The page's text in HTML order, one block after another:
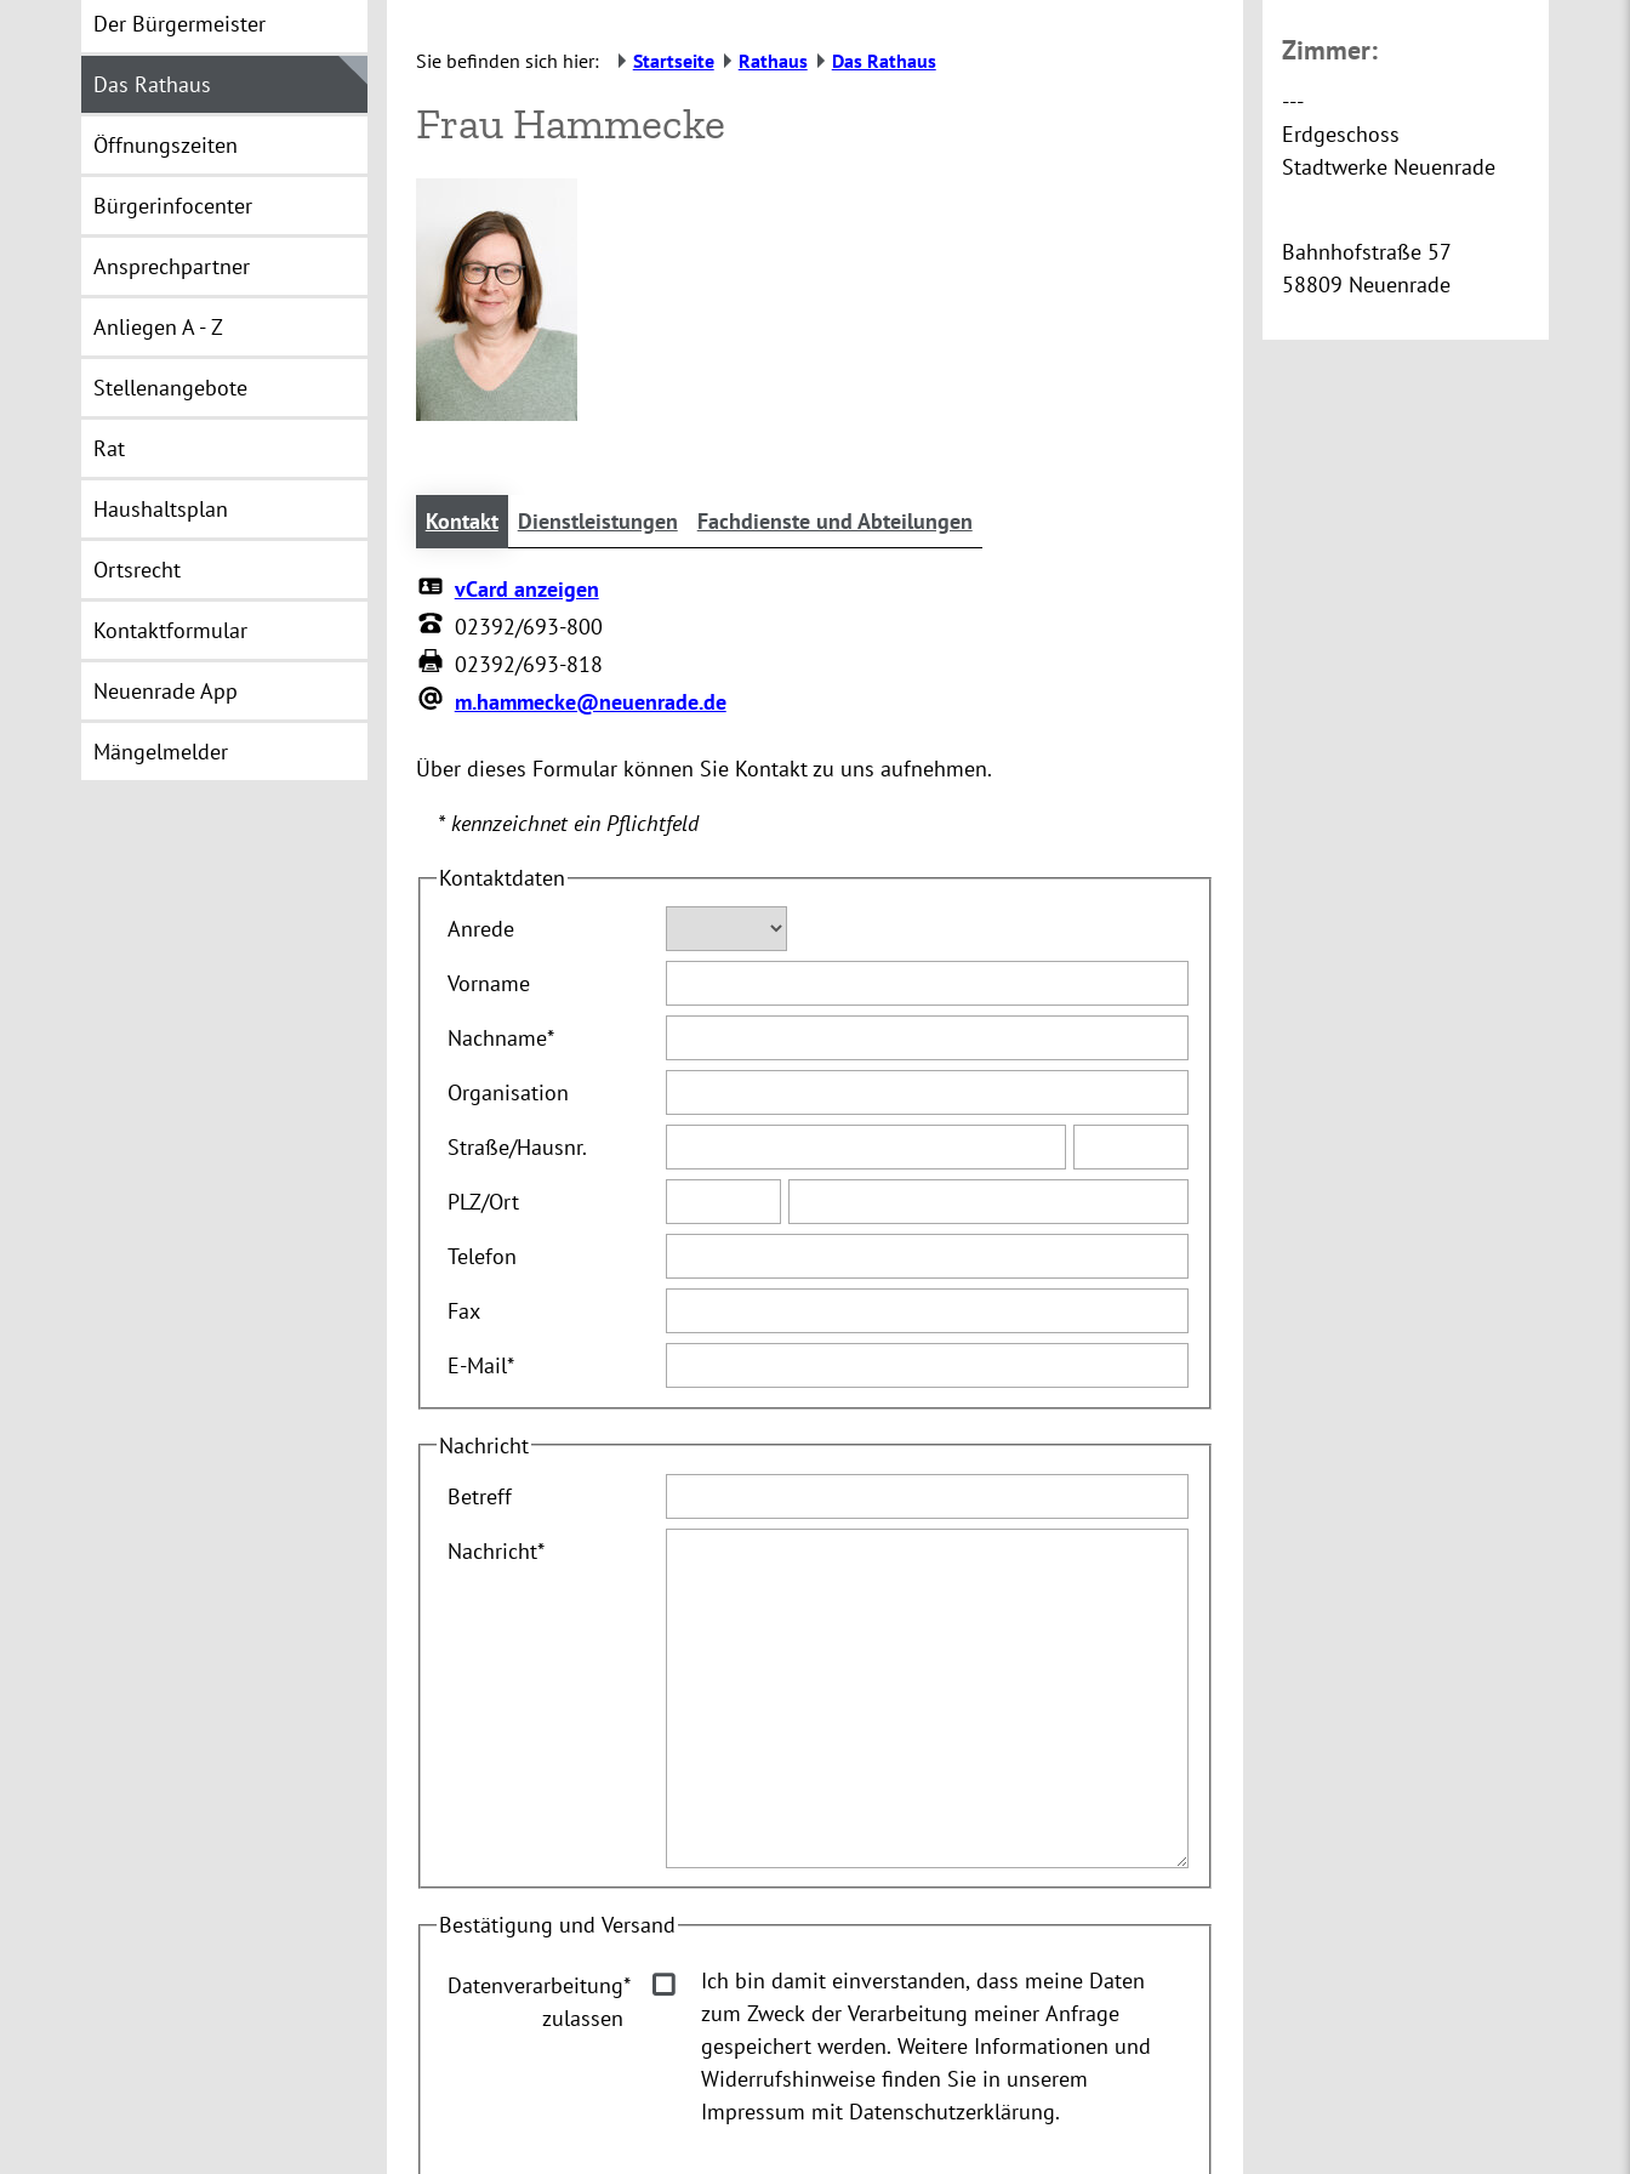
Der Bürgermeister
Das Rathaus
Öffnungszeiten
Bürgerinfocenter
Ansprechpartner
Anliegen A - Z
Stellenangebote
Rat
Haushaltsplan
Ortsrecht
Kontaktformular
Neuenrade App
Mängelmelder
Sie befinden sich hier: Startseite Rathaus Das Rathaus
Frau Hammecke
Kontakt Dienstleistungen Fachdienste und Abteilungen
vCard anzeigen
02392/693-800
02392/693-818
m.hammecke@neuenrade.de
Über dieses Formular können Sie Kontakt zu uns aufnehmen.
* kennzeichnet ein Pflichtfeld
Kontaktdaten
Anrede
Vorname
Nachname*
Organisation
Straße/Hausnr.
PLZ/Ort
Telefon
Fax
E-Mail*
Nachricht
Betreff
Nachricht*
Bestätigung und Versand
Datenverarbeitung
zulassen
*
Ich bin damit einverstanden, dass meine Daten
zum Zweck der Verarbeitung meiner Anfrage
gespeichert werden. Weitere Informationen und
Widerrufshinweise finden Sie in unserem
Impressum mit Datenschutzerklärung.
Zimmer:
---
Erdgeschoss
Stadtwerke Neuenrade
Bahnhofstraße 57
58809 Neuenrade